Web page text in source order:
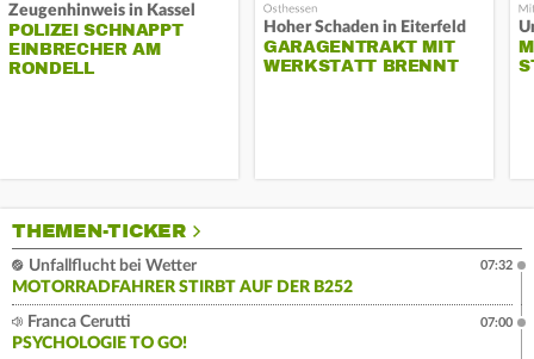
Zeugenhinweis in Kassel
POLIZEI SCHNAPPT
EINBRECHER AM
RONDELL
Hoher Schaden in Eiterfeld
GARAGENTRAKT MIT
WERKSTATT BRENNT
THEMEN-TICKER
Unfallflucht bei Wetter
MOTORRADFAHRER STIRBT AUF DER B252
07:32
Franca Cerutti
PSYCHOLOGIE TO GO!
07:00